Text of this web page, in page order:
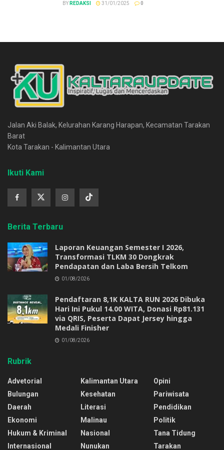
BY REDAKSI 31/01/2025 0
Jalan Aki Balak, Kelurahan Karang Harapan, Kecamatan Tarakan
Barat
Kota Tarakan - Kalimantan Utara
Ikuti Kami
Berita Terbaru
Laporan Keuangan Semester I 2026,
Transformasi TLKM 30 Dongkrak
Pendapatan dan Laba Bersih Telkom
01/08/2026
Pendaftaran 8,1K KALTA RUN 2026 Dibuka
Hari Ini Pukul 14.00 WITA, Donasi Rp81.131
via QRIS, Peserta Dapat Jersey hingga
Medali Finisher
01/08/2026
Rubrik
Advetorial
Bulungan
Daerah
Ekonomi
Hukum & Kriminal
Internasional
Kalimantan Utara
Kesehatan
Literasi
Malinau
Nasional
Nunukan
Opini
Pariwisata
Pendidikan
Politik
Tana Tidung
Tarakan